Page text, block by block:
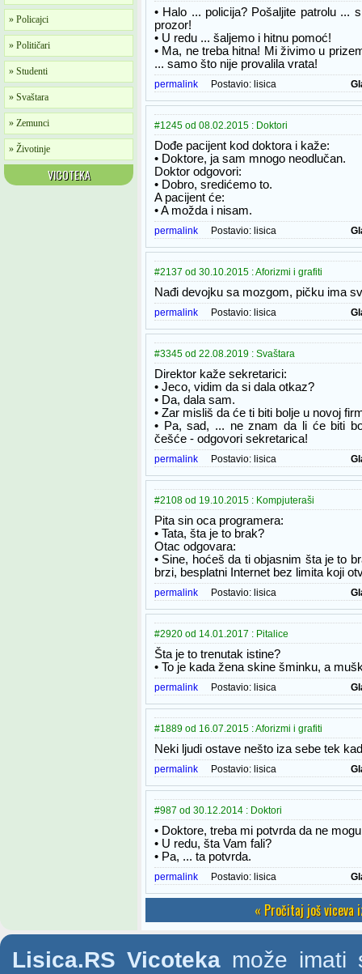
» Policajci
» Političari
» Studenti
» Svaštara
» Zemunci
» Životinje
VICOTEKA
• Halo ... policija? Pošaljite patrolu ...
prozor!
• U redu ... šaljemo i hitnu pomoć!
• Ma, ne treba hitna! Mi živimo u
... samo što nije provalila vrata!
permalink Postavio: lisica
#1245 od 08.02.2015 : Doktori
Dođe pacijent kod doktora i kaže:
• Doktore, ja sam mnogo neodlučan.
Doktor odgovori:
• Dobro, sredićemo to.
A pacijent će:
• A možda i nisam.
permalink Postavio: lisica
#2137 od 30.10.2015 : Aforizmi i grafiti
Nađi devojku sa mozgom, pičku ima
permalink Postavio: lisica
#3345 od 22.08.2019 : Svaštara
Direktor kaže sekretarici:
• Jeco, vidim da si dala otkaz?
• Da, dala sam.
• Zar misliš da će ti biti bolje u novoj
• Pa, sad, ... ne znam da li će biti
češće - odgovori sekretarica!
permalink Postavio: lisica
#2108 od 19.10.2015 : Kompjuteraši
Pita sin oca programera:
• Tata, šta je to brak?
Otac odgovara:
• Sine, hoćeš da ti objasnim šta je to
brzi, besplatni Internet bez limita koji
permalink Postavio: lisica
#2920 od 14.01.2017 : Pitalice
Šta je to trenutak istine?
• To je kada žena skine šminku, a
permalink Postavio: lisica
#1889 od 16.07.2015 : Aforizmi i grafiti
Neki ljudi ostave nešto iza sebe tek
permalink Postavio: lisica
#987 od 30.12.2014 : Doktori
• Doktore, treba mi potvrda da ne
• U redu, šta Vam fali?
• Pa, ... ta potvrda.
permalink Postavio: lisica
« Pročitaj još viceva
Lisica.RS Vicotekamože imati